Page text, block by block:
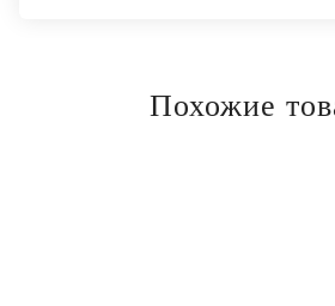
Похожие